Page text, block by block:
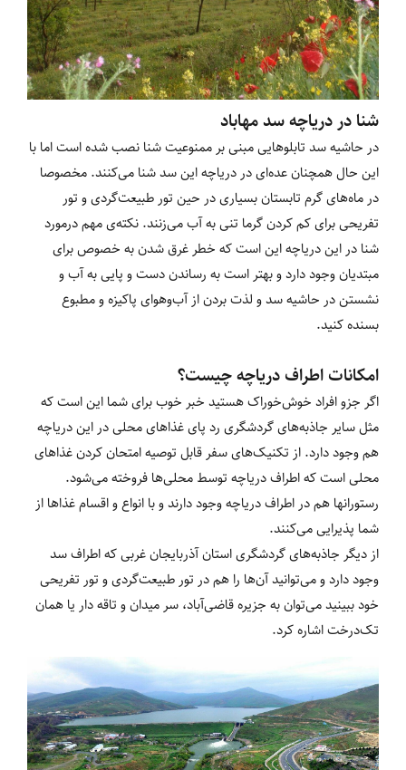
شنا در دریاچه سد مهاباد
در حاشیه سد تابلوهایی مبنی بر ممنوعیت شنا نصب شده است اما با
این حال همچنان عده‌ای در دریاچه این سد شنا می‌کنند. مخصوصا
در ماه‌های گرم تابستان بسیاری در حین تور طبیعت‌گردی و تور
تفریحی برای کم کردن گرما تنی به آب می‌زنند. نکته‌ی مهم درمورد
شنا در این دریاچه این است که خطر غرق شدن به خصوص برای
مبتدیان وجود دارد و بهتر است به رساندن دست و پایی به آب و
نشستن در حاشیه سد و لذت بردن از آب‌وهوای پاکیزه و مطبوع
بسنده کنید.
امکانات اطراف دریاچه چیست؟
اگر جزو افراد خوش‌خوراک هستید خبر خوب برای شما این است که
مثل سایر جاذبه‌های گردشگری رد پای غذاهای محلی در این دریاچه
هم وجود دارد. از تکنیک‌های سفر قابل توصیه امتحان کردن غذاهای
محلی است که اطراف دریاچه توسط محلی‌ها فروخته می‌شود.
رستورانها هم در اطراف دریاچه وجود دارند و با انواع و اقسام غذاها از
شما پذیرایی می‌کنند.
از دیگر جاذبه‌های گردشگری استان آذربایجان غربی که اطراف سد
وجود دارد و می‌توانید آن‌ها را هم در تور طبیعت‌گردی و تور تفریحی
خود ببینید می‌توان به جزیره قاضی‌آباد، سر میدان و تاقه دار یا همان
تک‌درخت اشاره کرد.